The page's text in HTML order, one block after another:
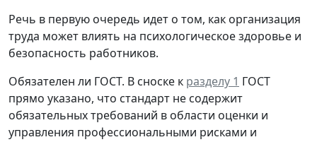
Речь в первую очередь идет о том, как организация
труда может влиять на психологическое здоровье и
безопасность работников.
Обязателен ли ГОСТ. В сноске к разделу 1 ГОСТ
прямо указано, что стандарт не содержит
обязательных требований в области оценки и
управления профессиональными рисками и